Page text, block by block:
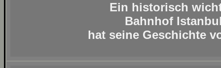
Ein historisch
Bahnhof
hat seine Geschichte